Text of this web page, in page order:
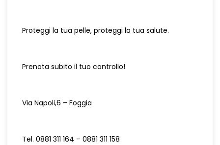
Proteggi la tua pelle, proteggi la tua salute.
Prenota subito il tuo controllo!
Via Napoli,6 – Foggia
Tel. 0881 311 164 – 0881 311 158